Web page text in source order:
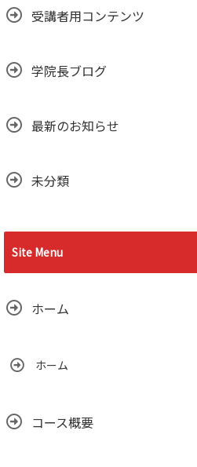
受講者用コンテンツ
学院長ブログ
最新のお知らせ
未分類
Site Menu
ホーム
ホーム
コース概要